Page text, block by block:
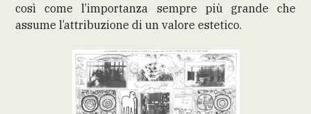
così come l’importanza sempre più grande che
assume l’attribuzione di un valore estetico.